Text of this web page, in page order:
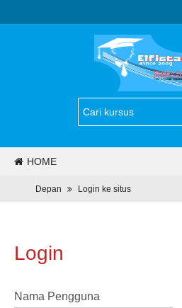
HOME
PJJ
BERITA
DAFTAR
Depan Login ke situs
Login
Nama Pengguna